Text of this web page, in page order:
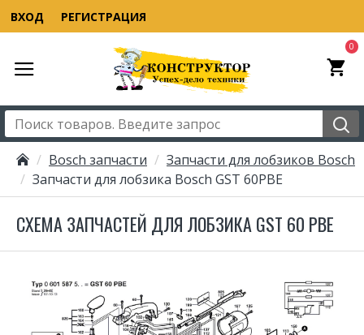
ВХОД РЕГИСТРАЦИЯ
0
Bosch запчасти
Запчасти для лобзиков Bosch
Запчасти для лобзика Bosch GST 60PBE
СХЕМА ЗАПЧАСТЕЙ ДЛЯ ЛОБЗИКА GST 60 PBE